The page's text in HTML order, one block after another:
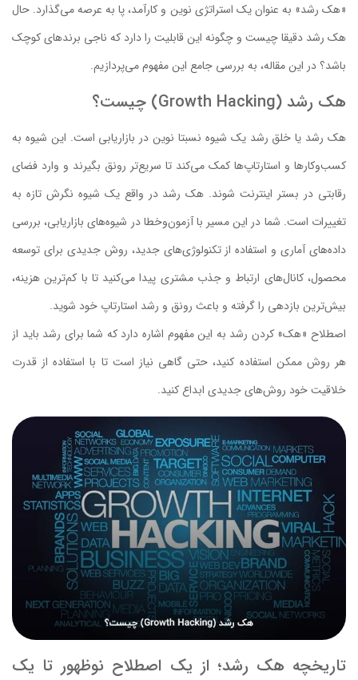
«هک رشد» به عنوان یک استراتژی نوین و کارآمد، پا به عرصه می‌گذارد. حال
هک رشد دقیقا چیست و چگونه این قابلیت را دارد که ناجی برندهای کوچک
باشد؟ در این مقاله، به بررسی جامع این مفهوم می‌پردازیم.
هک رشد (Growth Hacking) چیست؟
هک رشد یا خلق رشد یک شیوه نسبتا نوین در بازاریابی است. این شیوه به
کسب‌وکارها و استارتاپ‌ها کمک می‌کند تا سریع‌تر رونق بگیرند و وارد فضای
رقابتی در بستر اینترنت شوند. هک رشد در واقع یک شیوه نگرش تازه به
تغییرات است. شما در این مسیر با آزمون‌وخطا در شیوه‌های بازاریابی، بررسی
داده‌های آماری و استفاده از تکنولوژی‌های جدید، روش جدیدی برای توسعه
محصول، کانال‌های ارتباط و جذب مشتری پیدا می‌کنید تا با کم‌ترین هزینه،
بیش‌ترین بازدهی را گرفته و باعث رونق و رشد استارتاپ خود شوید.
اصطلاح «هک» کردن رشد به این مفهوم اشاره دارد که شما برای رشد باید از
هر روش ممکن استفاده کنید، حتی گاهی نیاز است تا با استفاده از قدرت
خلاقیت خود روش‌های جدیدی ابداع کنید.
تاریخچه هک رشد؛ از یک اصطلاح نوظهور تا یک